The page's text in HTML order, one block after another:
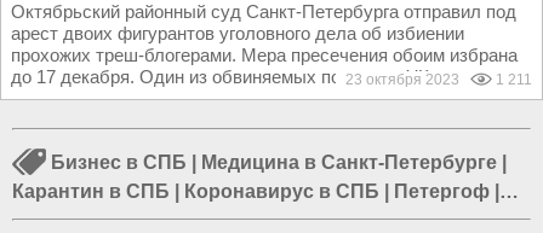
Октябрьский районный суд Санкт-Петербурга отправил под
арест двоих фигурантов уголовного дела об избиении
прохожих треш-блогерами. Мера пресечения обоим избрана
до 17 декабря. Один из обвиняемых по статье УК...
23 октября 2023 1 211
Бизнес в СПБ Медицина в Санкт-Петербурге
Карантин в СПБ
Коронавирус в СПБ Петергоф
Происшествия в СПБ|Евреи в Санкт-Петербурге|